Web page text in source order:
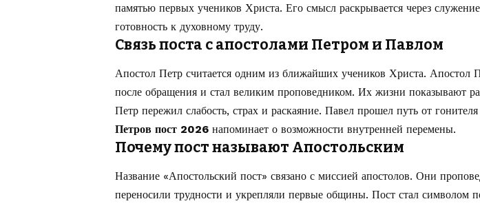
памятью первых учеников Христа. Его смысл раскрывается через
готовность к духовному труду.
Связь поста с апостолами Петром и Павлом
Апостол Петр считается одним из ближайших учеников Христа. Апостол
после обращения и стал великим проповедником. Их жизни показывают
Петр пережил слабость, страх и раскаяние. Павел прошел путь от
Петров пост 2026 напоминает о возможности внутренней перемены.
Почему пост называют Апостольским
Название «Апостольский пост» связано с миссией апостолов. Они
переносили трудности и укрепляли первые общины. Пост стал символом